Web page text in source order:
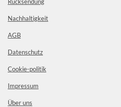
Nachhaltigkeit
AGB
Datenschutz
Cookie-politik
Impressum
Über uns